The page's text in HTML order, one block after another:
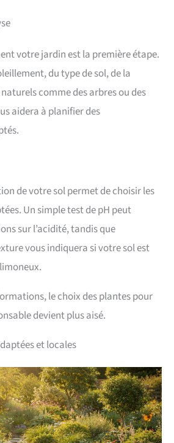
votre jardin est la première étape.
du type de sol, de la
comme des arbres ou des
aidera à planifier des
de votre sol permet de choisir les
Un simple test de pH peut
sur l’acidité, tandis que
vous indiquera si votre sol est
le choix des plantes pour
devient plus aisé.
et locales